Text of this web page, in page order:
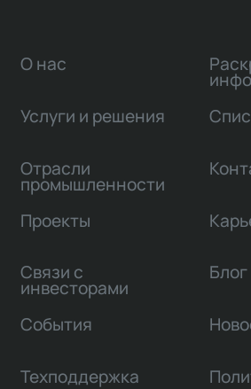
О нас
Услуги и решения
Отрасли
промышленности
Проекты
Связи с
инвесторами
Блог
События
Техподдержка